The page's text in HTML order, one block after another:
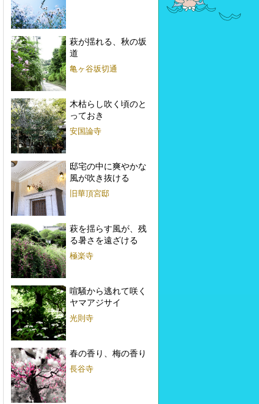
萩が揺れる、秋の坂
道
亀ヶ谷坂切通
木枯らし吹く頃のと
っておき
安国論寺
邸宅の中に爽やかな
風が吹き抜ける
旧華頂宮邸
萩を揺らす風が、残
る暑さを遠ざける
極楽寺
喧騒から逃れて咲く
ヤマアジサイ
光則寺
春の香り、梅の香り
長谷寺